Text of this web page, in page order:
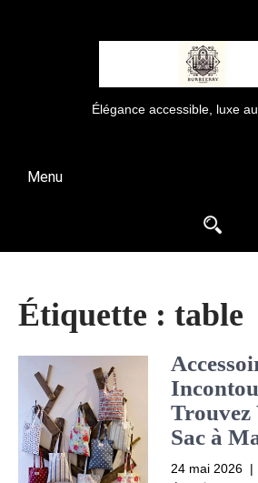
Élégance accessible, luxe
Menu
Étiquette : table
Trouvez
Sac à
24 mai 2026 |